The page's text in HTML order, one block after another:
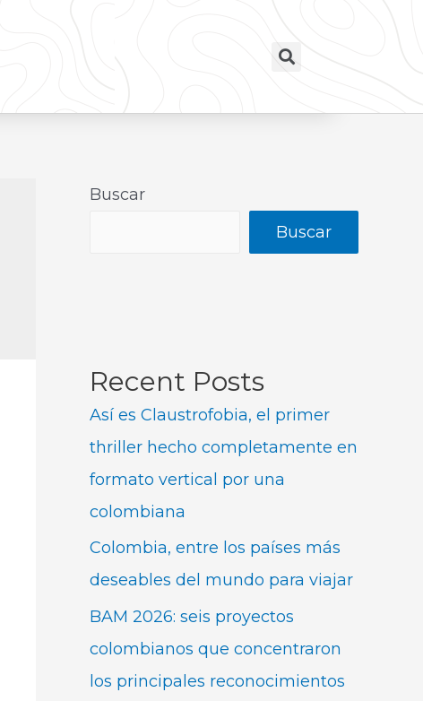
Buscar
Buscar
Recent Posts
Así es Claustrofobia, el primer
thriller hecho completamente en
formato vertical por una
colombiana
Colombia, entre los países más
deseables del mundo para viajar
BAM 2026: seis proyectos
colombianos que concentraron
los principales reconocimientos